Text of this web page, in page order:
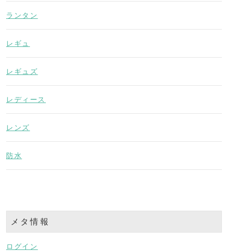
ランタン
レギュ
レギュズ
レディース
レンズ
防水
メタ情報
ログイン